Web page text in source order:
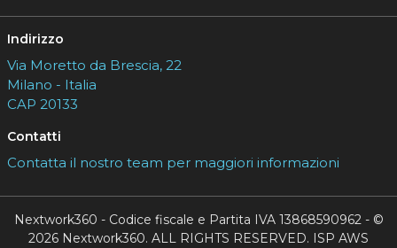
Indirizzo
Via Moretto da Brescia, 22
Milano - Italia
CAP 20133
Contatti
Contatta il nostro team per maggiori informazioni
Nextwork360 - Codice fiscale e Partita IVA 13868590962 - ©
2026 Nextwork360. ALL RIGHTS RESERVED. ISP AWS